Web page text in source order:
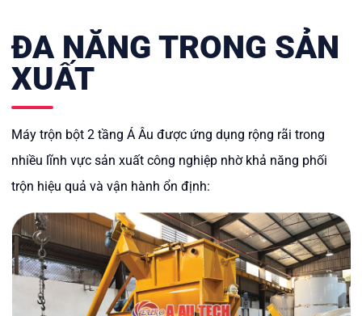
ĐA NĂNG TRONG SẢN
XUẤT
Máy trộn bột 2 tầng Á Âu được ứng dụng rộng rãi trong
nhiều lĩnh vực sản xuất công nghiệp nhờ khả năng phối
trộn hiệu quả và vận hành ổn định: